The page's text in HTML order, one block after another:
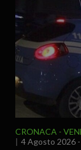
CRONACA
4 Agosto 2026